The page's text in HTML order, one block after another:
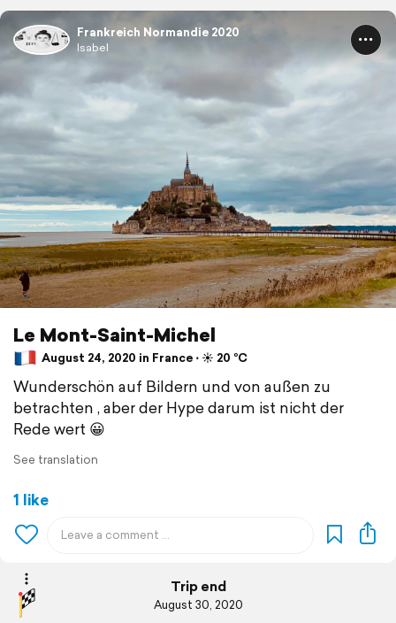
Frankreich Normandie 2020
Isabel
Le Mont-Saint-Michel
August 24, 2020 in France ⋅ ☀️ 20 °C
Wunderschön auf Bildern und von außen zu
betrachten , aber der Hype darum ist nicht der
Rede wert 😀
See translation
1 like
Trip end
August 30, 2020